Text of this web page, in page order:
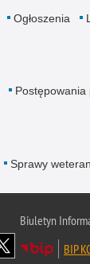
Ogłoszenia
Sprawy
Biuletyn
BIP